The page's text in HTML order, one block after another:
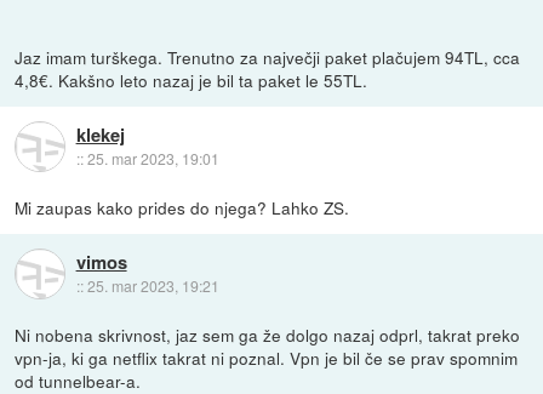
Jaz imam turškega. Trenutno za največji paket plačujem 94TL, cca
4,8€. Kakšno leto nazaj je bil ta paket le 55TL.
klekej
::25. mar 2023, 19:01
Mi zaupas kako prides do njega? Lahko ZS.
vimos
::25. mar 2023, 19:21
Ni nobena skrivnost, jaz sem ga že dolgo nazaj odprl, takrat preko
vpn-ja, ki ga netflix takrat ni poznal. Vpn je bil če se prav spomnim
od tunnelbear-a.